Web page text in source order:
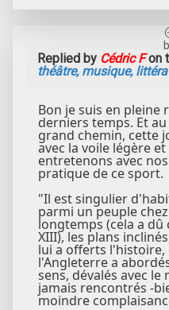
Replied by Cédric Fon
théâtre, musique,
Bon je suis en pleine
derniers temps. Et
grand chemin, cette
avec la voile légère
entretenons avec
pratique de ce sport.
"Il est singulier
parmi un peuple
longtemps (cela a
XIII), les plans
lui a offerts
l'Angleterre a
sens, dévalés avec
jamais rencontrés -
moindre